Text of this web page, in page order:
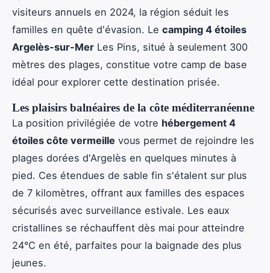
visiteurs annuels en 2024, la région séduit les
familles en quête d'évasion. Le camping 4 étoiles
Argelès-sur-Mer Les Pins, situé à seulement 300
mètres des plages, constitue votre camp de base
idéal pour explorer cette destination prisée.
Les plaisirs balnéaires de la côte méditerranéenne
La position privilégiée de votre hébergement 4
étoiles côte vermeille vous permet de rejoindre les
plages dorées d'Argelès en quelques minutes à
pied. Ces étendues de sable fin s'étalent sur plus
de 7 kilomètres, offrant aux familles des espaces
sécurisés avec surveillance estivale. Les eaux
cristallines se réchauffent dès mai pour atteindre
24°C en été, parfaites pour la baignade des plus
jeunes.